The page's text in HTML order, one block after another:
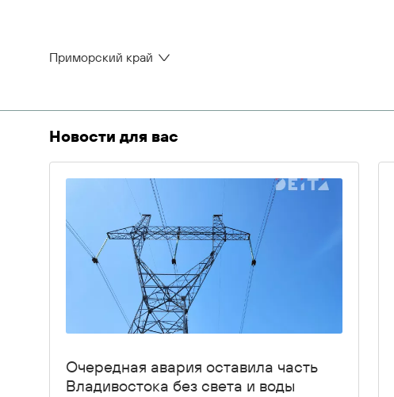
Приморский край
Новости для вас
Очередная авария оставила часть
Владивостока без света и воды